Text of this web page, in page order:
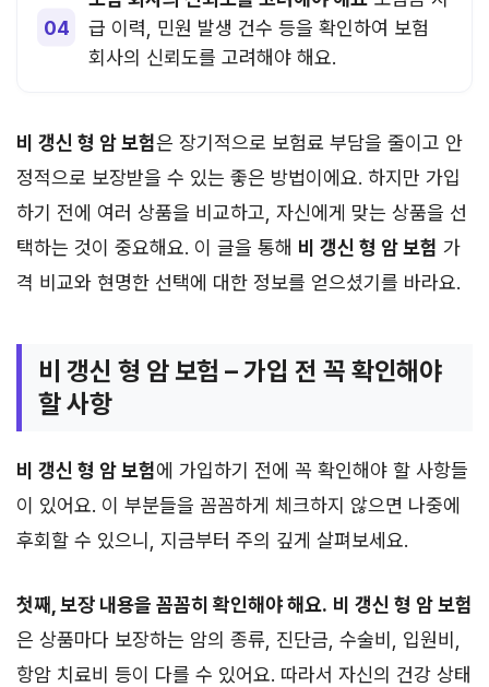
급 이력, 민원 발생 건수 등을 확인하여 보험
회사의 신뢰도를 고려해야 해요.
비 갱신 형 암 보험은 장기적으로 보험료 부담을 줄이고 안
정적으로 보장받을 수 있는 좋은 방법이에요. 하지만 가입
하기 전에 여러 상품을 비교하고, 자신에게 맞는 상품을 선
택하는 것이 중요해요. 이 글을 통해 비 갱신 형 암 보험 가
격 비교와 현명한 선택에 대한 정보를 얻으셨기를 바라요.
비 갱신 형 암 보험 – 가입 전 꼭 확인해야
할 사항
비 갱신 형 암 보험에 가입하기 전에 꼭 확인해야 할 사항들
이 있어요. 이 부분들을 꼼꼼하게 체크하지 않으면 나중에
후회할 수 있으니, 지금부터 주의 깊게 살펴보세요.
첫째, 보장 내용을 꼼꼼히 확인해야 해요. 비 갱신 형 암 보험
은 상품마다 보장하는 암의 종류, 진단금, 수술비, 입원비,
항암 치료비 등이 다를 수 있어요. 따라서 자신의 건강 상태